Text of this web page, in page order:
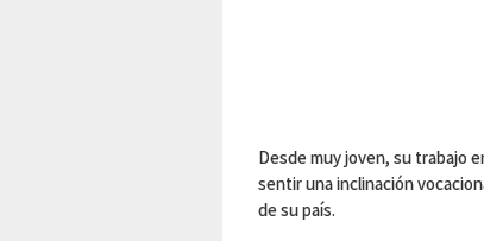
Desde muy joven, su trabajo
sentir una inclinación
de su país.